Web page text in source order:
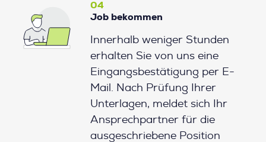
04
Job bekommen
Innerhalb weniger Stunden
erhalten Sie von uns eine
Eingangsbestätigung per E-
Mail. Nach Prüfung Ihrer
Unterlagen, meldet sich Ihr
Ansprechpartner für die
ausgeschriebene Position